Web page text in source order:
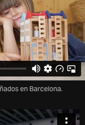
en Barcelona.